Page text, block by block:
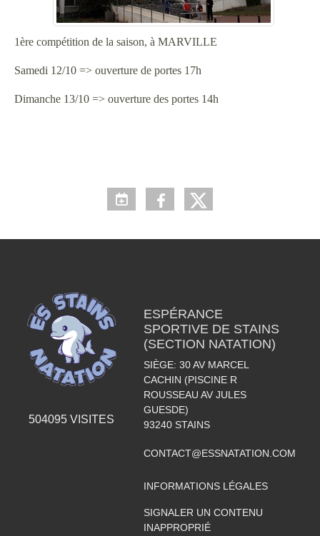
1ère compétition de la saison, à MARVILLE
Samedi 12/10 => ouverture de portes 17h
Dimanche 13/10 => ouverture des portes 14h
504095 VISITES
ESPÉRANCE
SPORTIVE DE STAINS
(SECTION NATATION)
SIÈGE: 30 AV MARCEL
CACHIN (PISCINE R
ROUSSEAU AV JULES
GUESDE)
93240 STAINS
CONTACT@ESSNATATION.COM
INFORMATIONS LÉGALES
SIGNALER UN CONTENU
INAPPROPRIÉ